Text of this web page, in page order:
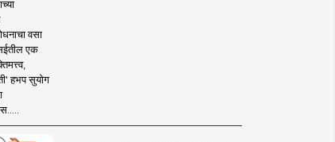
वसा
एक
हभप सुयोग